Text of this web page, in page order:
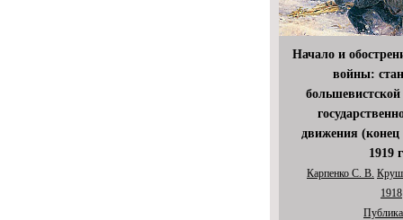
Начало и
войны:
движения (конец
1919
Карпенко С. В.
1918